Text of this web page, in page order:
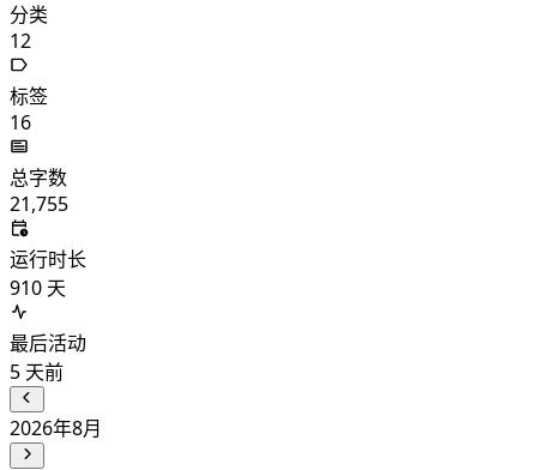
分类
12
标签
16
总字数
21,755
运行时长
910 天
最后活动
5 天前
2026年8月